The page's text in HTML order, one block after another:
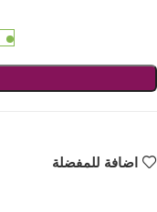
اضافة للمفضلة